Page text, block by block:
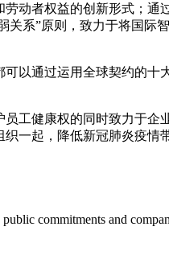
动者权益的创新形式；通
系”原则，致力于将国际
以通过运用全球契约的十
工健康权的同时致力于企
一起，降低新冠肺炎疫情
commitments and